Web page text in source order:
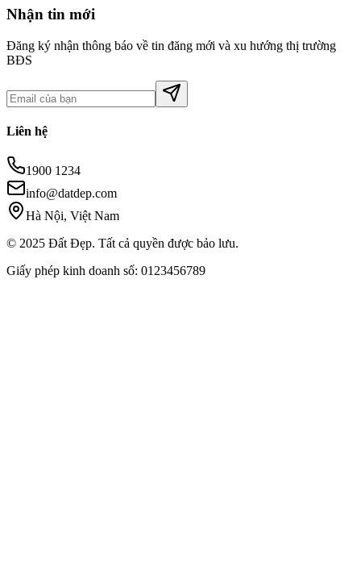
Nhận tin mới
Đăng ký nhận thông báo về tin đăng mới và xu hướng thị trường
BĐS
Liên hệ
1900 1234
info@datdep.com
Hà Nội, Việt Nam
© 2025 Đất Đẹp. Tất cả quyền được bảo lưu.
Giấy phép kinh doanh số: 0123456789